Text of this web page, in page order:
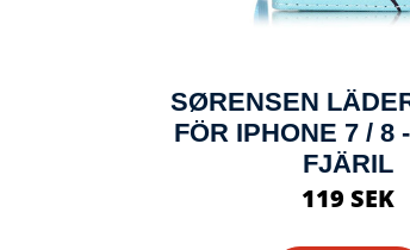
SØRENSEN
FÖR IPHONE 7 / 8
FJÄRIL
119 SEK